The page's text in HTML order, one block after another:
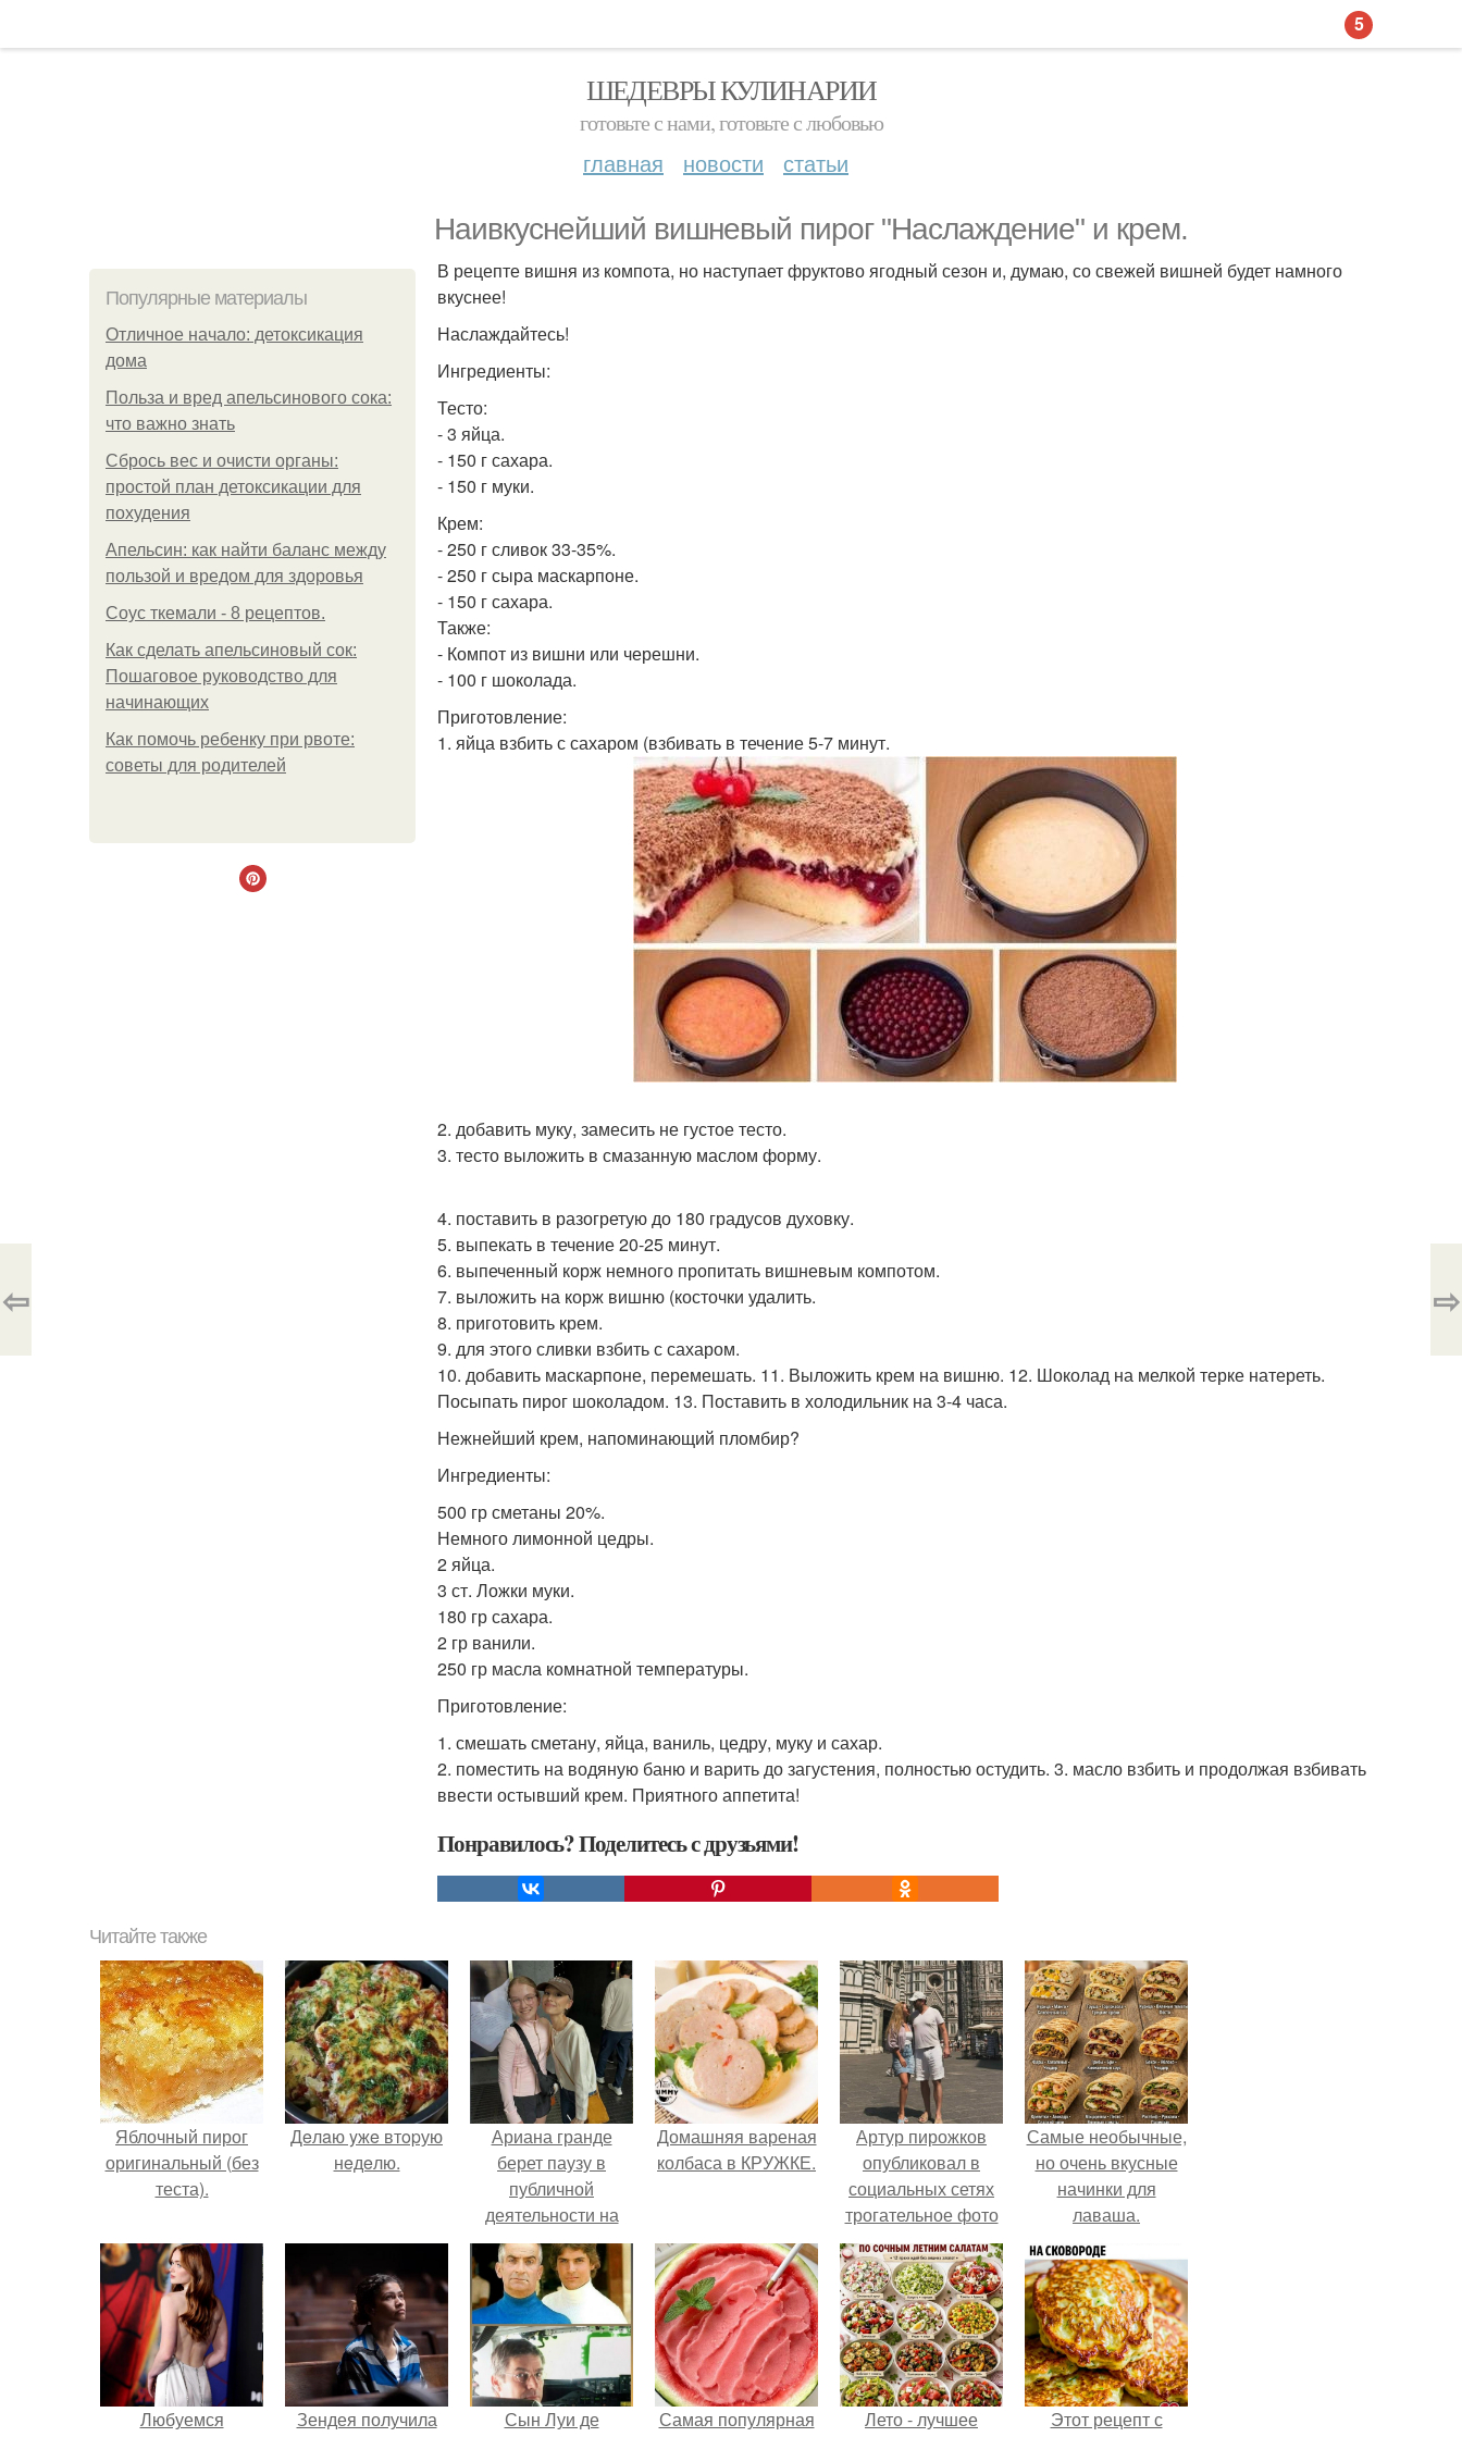
ШЕДЕВРЫ КУЛИНАРИИ
готовьте с нами, готовьте с любовью
главная новости статьи
Наивкуснейший вишневый пирог "Наслаждение" и крем.
Популярные материалы
Отличное начало: детоксикация
дома
Польза и вред апельсинового сока:
что важно знать
Сбрось вес и очисти органы:
простой план детоксикации для
похудения
Апельсин: как найти баланс между
пользой и вредом для здоровья
Соус ткемали - 8 рецептов.
Как сделать апельсиновый сок:
Пошаговое руководство для
начинающих
Как помочь ребенку при рвоте:
советы для родителей
В рецепте вишня из компота, но наступает фруктово ягодный сезон и, думаю, со свежей вишней будет намного
вкуснее!
Наслаждайтесь!
Ингредиенты:
Тесто:
- 3 яйца.
- 150 г сахара.
- 150 г муки.
Крем:
- 250 г сливок 33-35%.
- 250 г сыра маскарпоне.
- 150 г сахара.
Также:
- Компот из вишни или черешни.
- 100 г шоколада.
Приготовление:
1. яйца взбить с сахаром (взбивать в течение 5-7 минут.
2. добавить муку, замесить не густое тесто.
3. тесто выложить в смазанную маслом форму.
4. поставить в разогретую до 180 градусов духовку.
5. выпекать в течение 20-25 минут.
6. выпеченный корж немного пропитать вишневым компотом.
7. выложить на корж вишню (косточки удалить.
8. приготовить крем.
9. для этого сливки взбить с сахаром.
10. добавить маскарпоне, перемешать. 11. Выложить крем на вишню. 12. Шоколад на мелкой терке натереть.
Посыпать пирог шоколадом. 13. Поставить в холодильник на 3-4 часа.
Нежнейший крем, напоминающий пломбир?
Ингредиенты:
500 гр сметаны 20%.
Немного лимонной цедры.
2 яйца.
3 ст. Ложки муки.
180 гр сахара.
2 гр ванили.
250 гр масла комнатной температуры.
Приготовление:
1. смешать сметану, яйца, ваниль, цедру, муку и сахар.
2. поместить на водяную баню и варить до загустения, полностью остудить. 3. масло взбить и продолжая взбивать
ввести остывший крем. Приятного аппетита!
Понравилось? Поделитесь с друзьями!
⇦ ⇨
Читайте также
Яблочный пирог
оригинальный (без
теста).
Дeлaю yжe втopую
нeдeлю.
Ариана гранде
берет паузу в
публичной
деятельности на
фоне слухов о
своем здоровье.
Домашняя вареная
колбаса в КРУЖКЕ.
Артур пирожков
опубликовал в
социальных сетях
трогательное фото
с супругой
Анжеликой,
сделанное во
время их недавнего
путешествия в
Италию.
Самые необычные,
но очень вкусные
начинки для
лаваша.
Любуемся
Зендея получила
Сын Луи де
Самая популярная
Лето - лучшее
Этот рецепт с
5